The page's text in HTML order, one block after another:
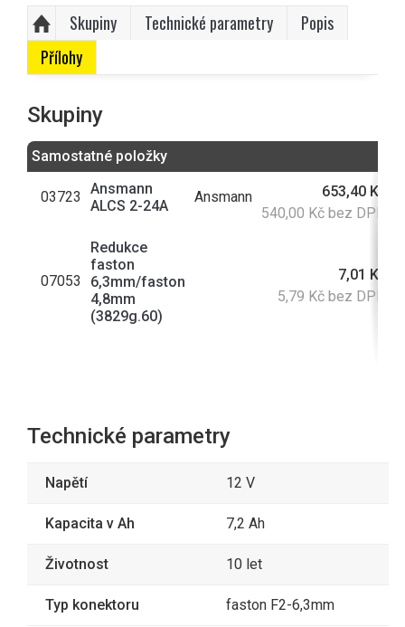
Skupiny Technické parametry
Popis
Přílohy
Skupiny
Samostatné položky
03723
Ansmann
ALCS 2-24A
Ansmann
653,40 Kč
540,00 Kč bez DPH
07053
Redukce
faston
6,3mm/faston
4,8mm
(3829g.60)
7,01 Kč
5,79 Kč bez DPH
Technické parametry
Napětí 12 V
Kapacita v Ah 7,2 Ah
Životnost 10 let
Typ konektoru faston F2-6,3mm